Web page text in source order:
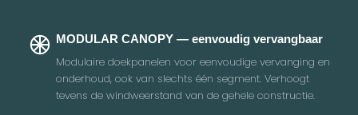
MODULAR CANOPY — eenvoudig vervangbaar
Modulaire doekpanelen voor eenvoudige vervanging en
onderhoud, ook van slechts één segment. Verhoogt
tevens de windweerstand van de gehele constructie.